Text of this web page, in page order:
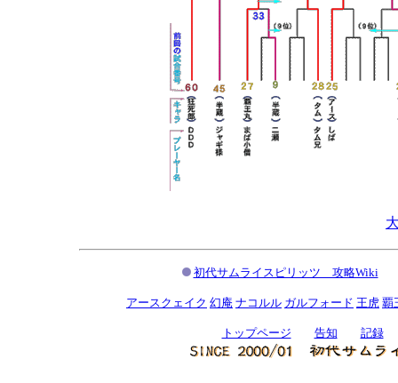
初代サムライスピリッツ 攻略Wiki
アースクェイク 幻庵 ナコルル ガルフォード 王虎 覇
トップページ 告知 記録